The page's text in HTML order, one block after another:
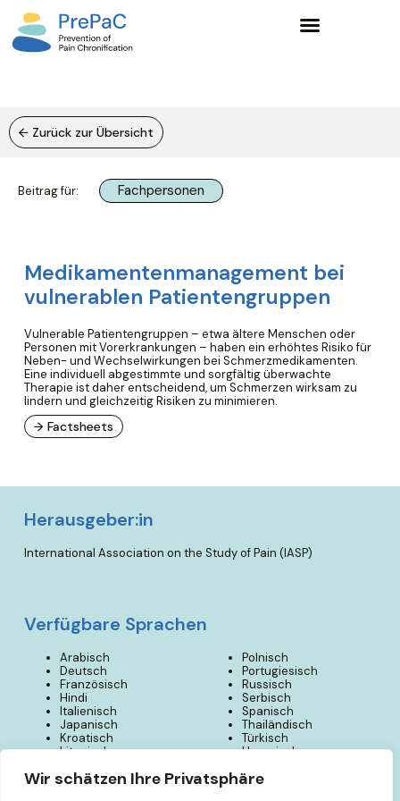
Wir schätzen Ihre Privatsphäre
← Zurück zur Übersicht
Beitrag für: Fachpersonen
Medikamentenmanagement bei
vulnerablen Patientengruppen
Vulnerable Patientengruppen – etwa ältere Menschen oder
Personen mit Vorerkrankungen – haben ein erhöhtes Risiko für
Neben- und Wechselwirkungen bei Schmerzmedikamenten.
Eine individuell abgestimmte und sorgfältig überwachte
Therapie ist daher entscheidend, um Schmerzen wirksam zu
lindern und gleichzeitig Risiken zu minimieren.
→ Factsheets
Herausgeber:in
International Association on the Study of Pain (IASP)
Verfügbare Sprachen
Arabisch
Deutsch
Französisch
Hindi
Italienisch
Japanisch
Kroatisch
Litauisch
Polnisch
Portugiesisch
Russisch
Serbisch
Spanisch
Thailändisch
Türkisch
Ungarisch